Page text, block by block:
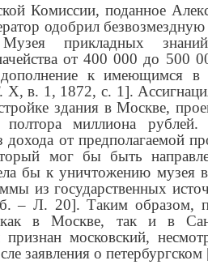
Комиссии, поданное
одобрил
прикладных
от 400 000 до 500
к имеющимся в
Х, в. 1, 1872, с. 1].
здания в Москве,
миллиона рублей.
дохода от предполагаемой
мог бы быть
бы к уничтожению музея
из государственных
Л. 20]. Таким образом,
в Москве, так и в
признан московский,
заявления о петербургском